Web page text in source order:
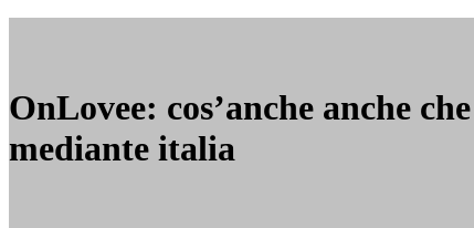
OnLovee: cos’anche anche
mediante italia